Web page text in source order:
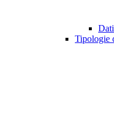
Tipologie